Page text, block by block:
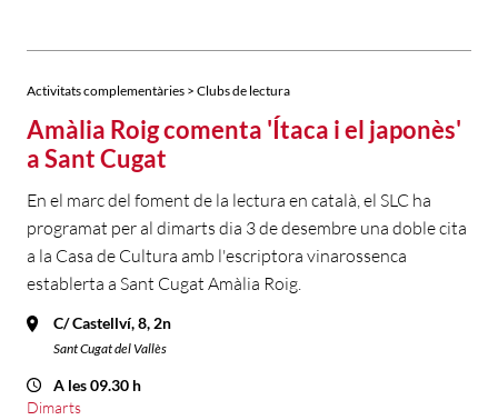
Activitats complementàries > Clubs de lectura
Amàlia Roig comenta 'Ítaca i el japonès'
a Sant Cugat
En el marc del foment de la lectura en català, el SLC ha
programat per al dimarts dia 3 de desembre una doble cita
a la Casa de Cultura amb l'escriptora vinarossenca
establerta a Sant Cugat Amàlia Roig.
C/ Castellví, 8, 2n
Sant Cugat del Vallès
A les 09.30 h
Dimarts